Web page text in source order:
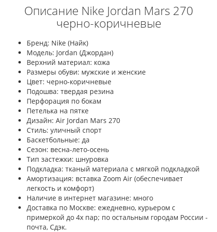
Описание Nike Jordan Mars 270
черно-коричневые
Бренд: Nike (Найк)
Модель: Jordan (Джордан)
Верхний материал: кожа
Размеры обуви: мужские и женские
Цвет: черно-коричневые
Подошва: твердая резина
Перфорация по бокам
Петелька на пятке
Дизайн: Air Jordan Mars 270
Стиль: уличный спорт
Баскетбольные: да
Сезон: весна-лето-осень
Тип застежки: шнуровка
Подкладка: тканый материала с мягкой подкладкой
Амортизация: вставка Zoom Air (обеспечивает
легкость и комфорт)
Наличие в интернет магазине: много
Доставка по Москве: ежедневно, курьером с
примеркой до 4х пар; по остальным городам России -
почта, Сдэк.